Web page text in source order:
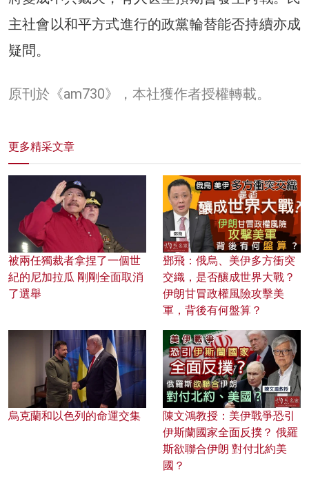
主社會以和平方式進行的政黨輪替能否持續亦成
疑問。
原刊於《am730》，本社獲作者授權轉載。
更多精采文章
被兩任獨裁者拿捏了一個世
紀的尼加拉瓜 剛剛全面取消
了選舉
鄧飛：俄烏、美伊多方衝突
交織，是否釀成世界大戰？
伊朗甘冒政權風險攻擊美
軍，背後有何盤算？
烏克蘭和以色列的命運交集
陳文鴻教授：美伊戰爭恐引
伊斯蘭國家全面反撲？ 俄羅
斯欲聯合伊朗 對付北約美
國？